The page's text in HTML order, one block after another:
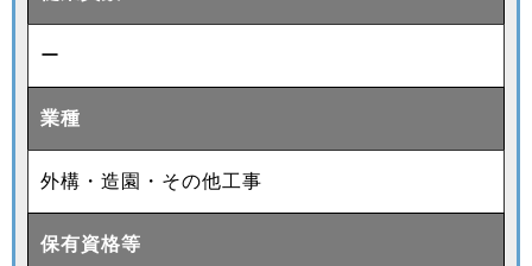
ー
業種
外構・造園・その他工事
保有資格等